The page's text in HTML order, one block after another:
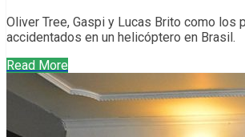
Oliver Tree, Gaspi y Lucas Brito como los
accidentados en un helicóptero en Brasil.
Read More